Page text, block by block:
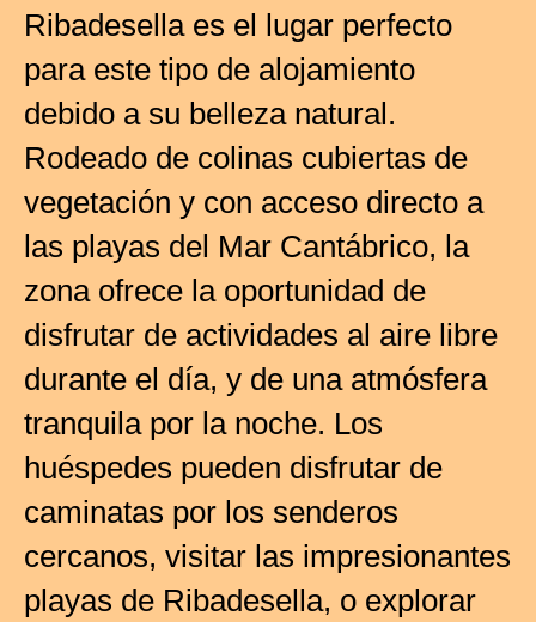
Ribadesella es el lugar perfecto
para este tipo de alojamiento
debido a su belleza natural.
Rodeado de colinas cubiertas de
vegetación y con acceso directo a
las playas del Mar Cantábrico, la
zona ofrece la oportunidad de
disfrutar de actividades al aire libre
durante el día, y de una atmósfera
tranquila por la noche. Los
huéspedes pueden disfrutar de
caminatas por los senderos
cercanos, visitar las impresionantes
playas de Ribadesella, o explorar